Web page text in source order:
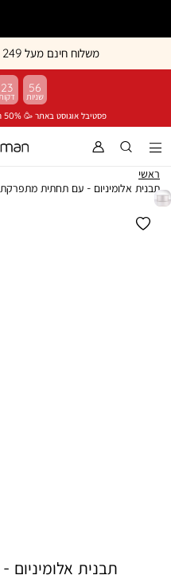
משלוח חינם מעל 249 ₪ | החזרות חינם בסניפים
פסטיבל אוגוסט באתר 🥳 50% הנחה + אקסטרה 25% על היתרה! 🎉
23 56
ראשי
תבנית אלומיניום - עם תחתית מתפרקת
תבנית